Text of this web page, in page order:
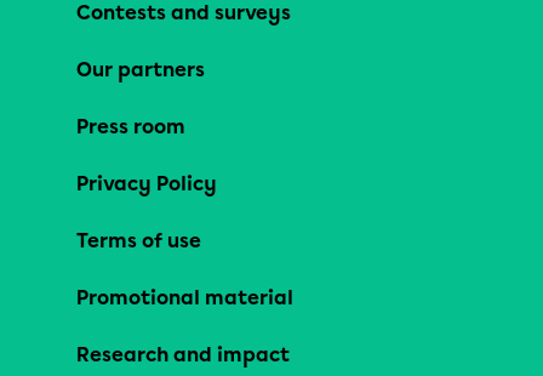
Contests and surveys
Our partners
Press room
Privacy Policy
Terms of use
Promotional material
Research and impact